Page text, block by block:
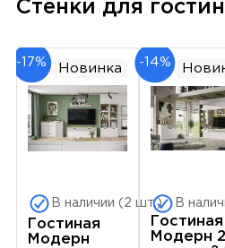
Стенки для
-17% Новинка
В наличии (2 шт.)
Гостиная
Модерн
-14%
В
Гостиная
Модерн 2